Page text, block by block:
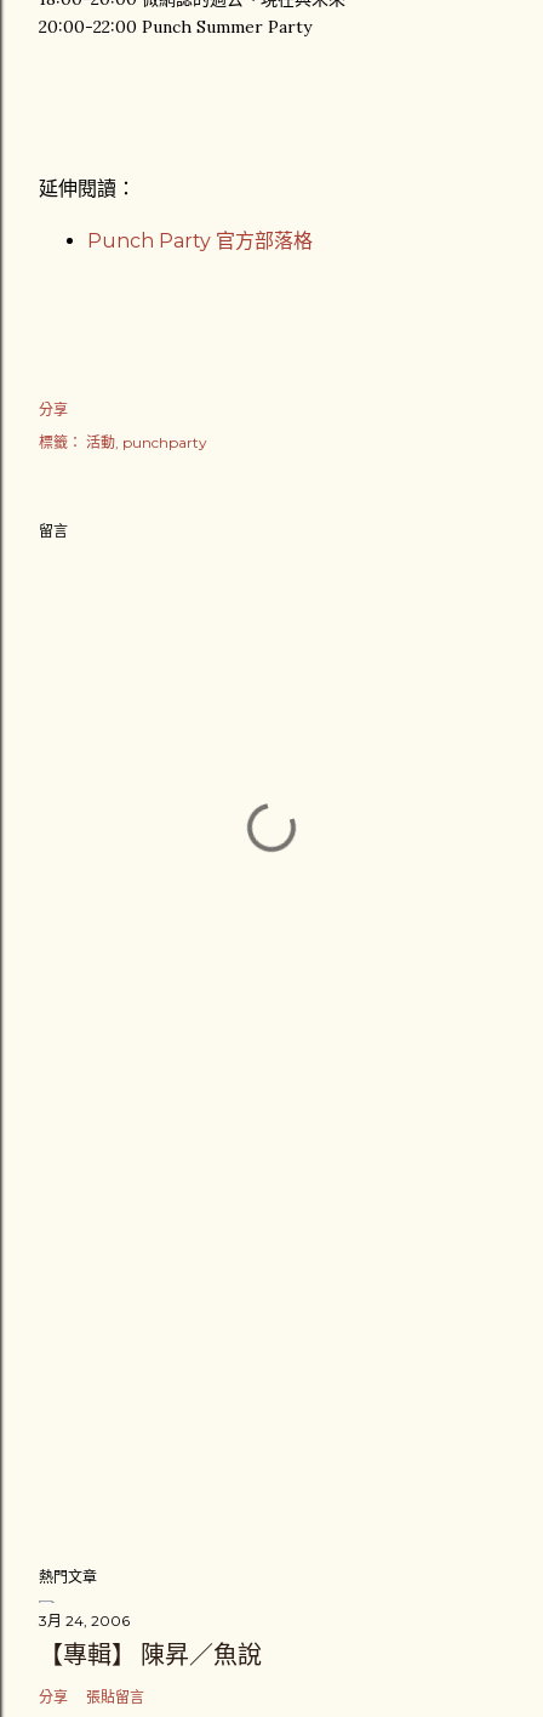
20:00-22:00 Punch Summer Party
延伸閱讀：
Punch Party 官方部落格
分享
標籤： 活動 punchparty
留言
熱門文章
3月 24, 2006
【專輯】 陳昇／魚說
分享 張貼留言